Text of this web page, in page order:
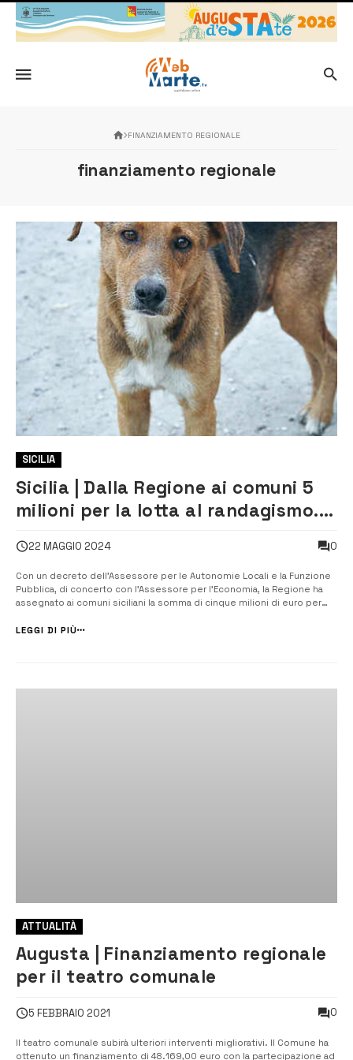
FINANZIAMENTO REGIONALE
finanziamento regionale
SICILIA
Sicilia | Dalla Regione ai comuni 5
milioni per la lotta al randagismo. Il
seguito da Melilli
22 MAGGIO 2024 0
Con un decreto dell’Assessore per le Autonomie Locali e la Funzione
Pubblica, di concerto con l’Assessore per l’Economia, la Regione ha
assegnato ai comuni siciliani la somma di cinque milioni di euro per
gli interventi contro il randagismo. Le somme erogate, che sono […...
LEGGI DI PIÙ
ATTUALITÀ
Augusta | Finanziamento regionale
per il teatro comunale
5 FEBBRAIO 2021 0
Il teatro comunale subirà ulteriori interventi migliorativi. Il Comune ha
ottenuto un finanziamento di 48.169,00 euro con la partecipazione ad